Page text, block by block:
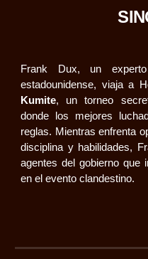
Frank Dux, un
estadounidense, viaja a
Kumite, un torneo
donde los mejores
reglas. Mientras enfrenta
disciplina y habilidades,
agentes del gobierno que
en el evento clandestino.